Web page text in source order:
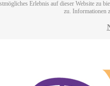
Erlebnis auf dieser Website zu
zu. Informationen